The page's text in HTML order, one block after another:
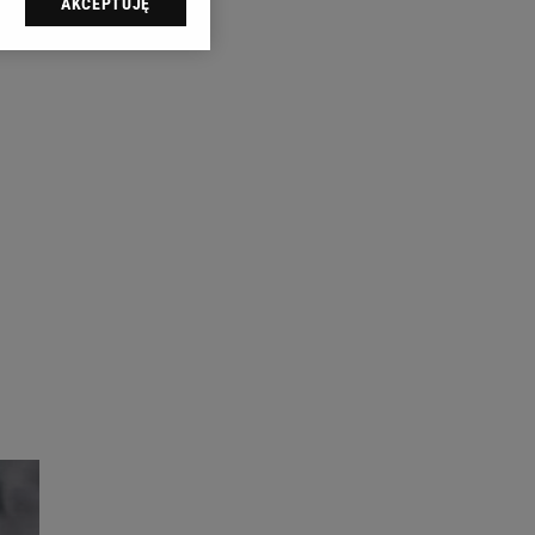
sp. z o.o., jej
swoje preferencje
celów identyfikacji.
reklam i treści,